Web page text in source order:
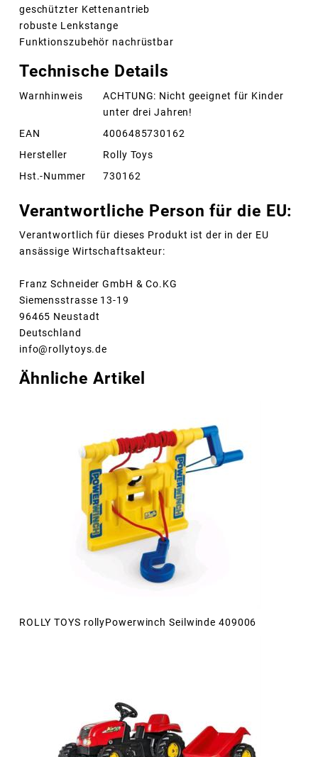
geschützter Kettenantrieb
robuste Lenkstange
Funktionszubehör nachrüstbar
Technische Details
Warnhinweis
ACHTUNG: Nicht geeignet für Kinder
unter drei Jahren!
EAN
4006485730162
Hersteller
Rolly Toys
Hst.-Nummer
730162
Verantwortliche Person für die EU:
Verantwortlich für dieses Produkt ist der in der EU
ansässige Wirtschaftsakteur:
Franz Schneider GmbH & Co.KG
Siemensstrasse 13-19
96465 Neustadt
Deutschland
info@rollytoys.de
Ähnliche Artikel
ROLLY TOYS rollyPowerwinch Seilwinde 409006